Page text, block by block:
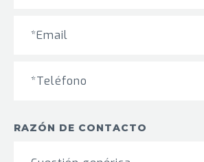
RAZÓN DE CONTACTO